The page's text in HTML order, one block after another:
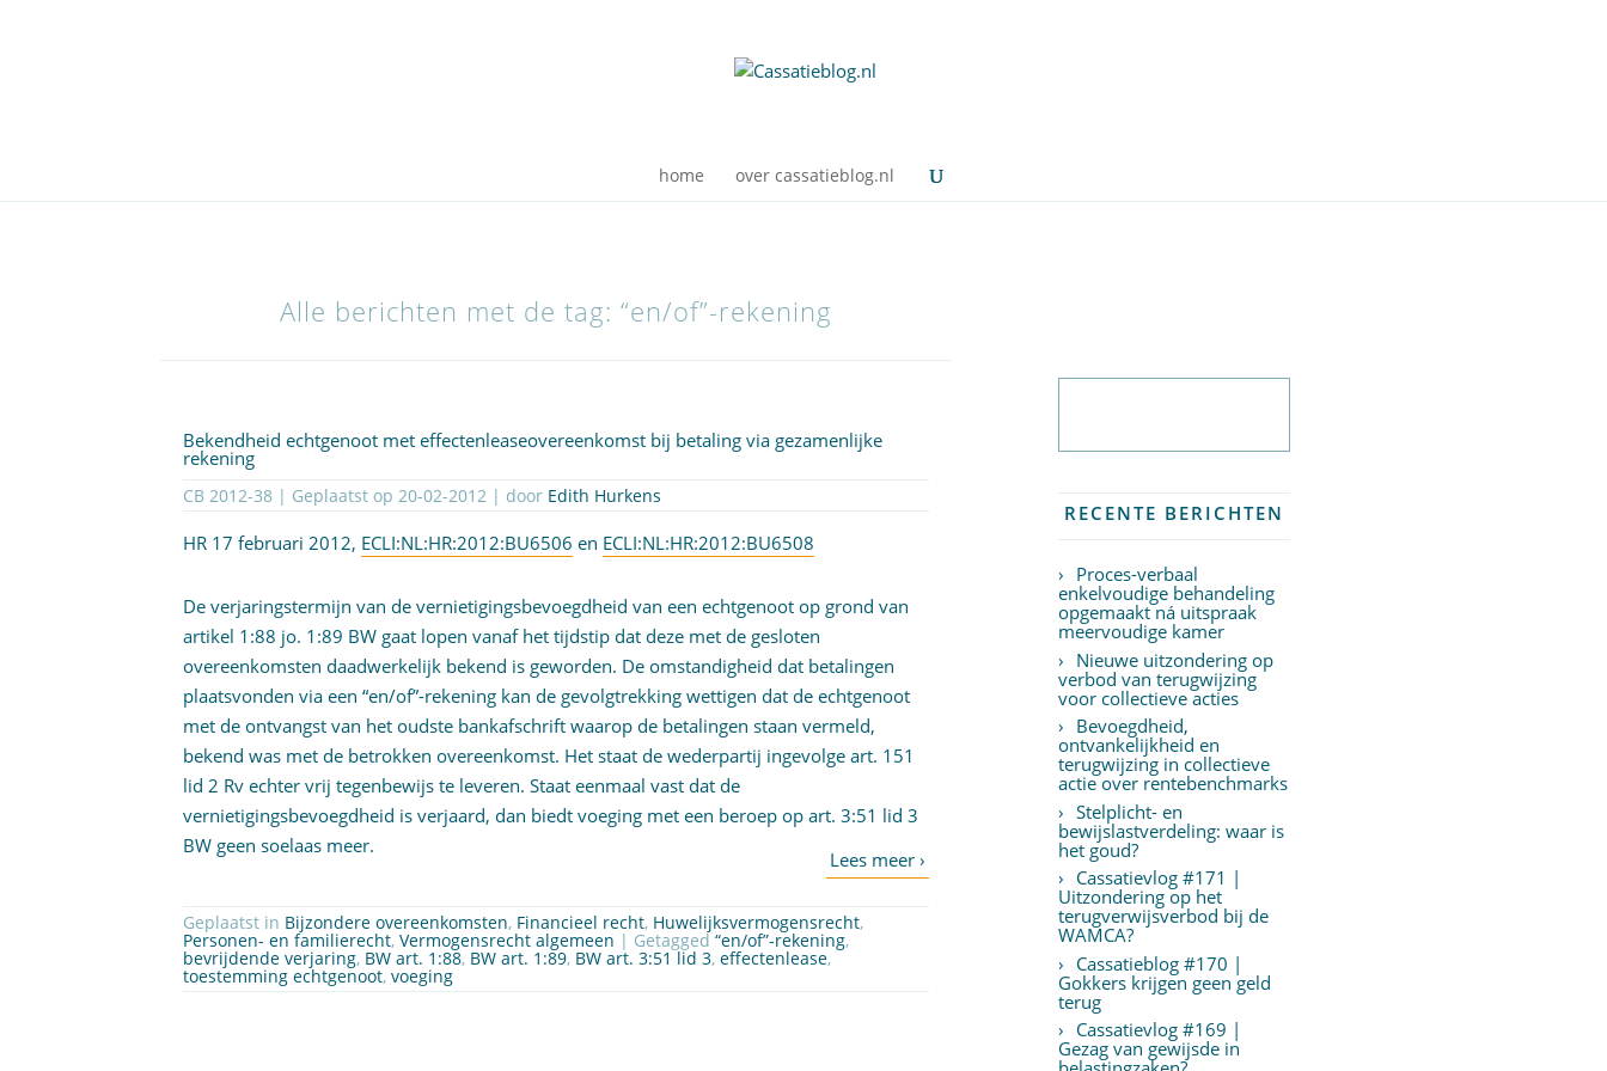
home over cassatieblog.nl
Alle berichten met de tag: “en/of”-rekening
Bekendheid echtgenoot met effectenleaseovereenkomst bij betaling via gezamenlijke
rekening
CB 2012-38 | Geplaatst op20-02-2012 | door Edith Hurkens
HR 17 februari 2012, ECLI:NL:HR:2012:BU6506 en ECLI:NL:HR:2012:BU6508
De verjaringstermijn van de vernietigingsbevoegdheid van een echtgenoot op grond van
artikel 1:88 jo. 1:89 BW gaat lopen vanaf het tijdstip dat deze met de gesloten
overeenkomsten daadwerkelijk bekend is geworden. De omstandigheid dat betalingen
plaatsvonden via een “en/of”-rekening kan de gevolgtrekking wettigen dat de echtgenoot
met de ontvangst van het oudste bankafschrift waarop de betalingen staan vermeld,
bekend was met de betrokken overeenkomst. Het staat de wederpartij ingevolge art. 151
lid 2 Rv echter vrij tegenbewijs te leveren. Staat eenmaal vast dat de
vernietigingsbevoegdheid is verjaard, dan biedt voeging met een beroep op art. 3:51 lid 3
BW geen soelaas meer.
Geplaatst in Bijzondere overeenkomsten, Financieel recht, Huwelijksvermogensrecht,
Personen- en familierecht,Vermogensrecht algemeen | Getagged“en/of”-rekening,
bevrijdende verjaring, BW art. 1:88, BW art. 1:89, BW art. 3:51 lid 3,effectenlease,
toestemming echtgenoot,voeging
RECENTE BERICHTEN
Proces-verbaal
enkelvoudige behandeling
opgemaakt ná uitspraak
meervoudige kamer
Nieuwe uitzondering op
verbod van terugwijzing
voor collectieve acties
Bevoegdheid,
ontvankelijkheid en
terugwijzing in collectieve
actie over rentebenchmarks
Stelplicht- en
bewijslastverdeling: waar is
het goud?
Cassatievlog #171 |
Uitzondering op het
terugverwijsverbod bij de
WAMCA?
Cassatieblog #170 |
Gokkers krijgen geen geld
terug
Cassatievlog #169 |
Gezag van gewijsde in